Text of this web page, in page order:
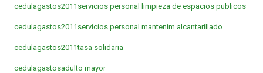
cedulagastos2011servicios personal limpieza de espacios publicos
cedulagastos2011servicios personal mantenim alcantarillado
cedulagastos2011tasa solidaria
cedulagastosadulto mayor